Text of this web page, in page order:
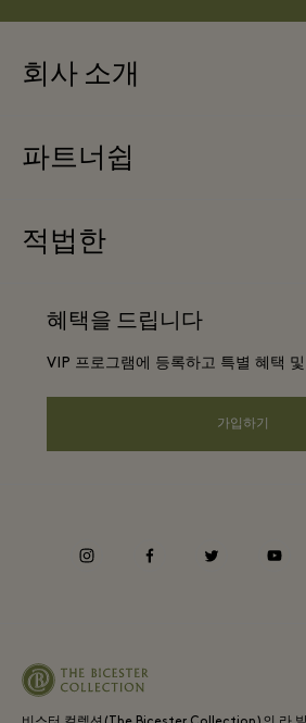
회사 소개
문의하기
기프트카드
빌리지 지도
파트너쉽
파트너가되다
호텔 및 지역 명소
적법한
프리빌리지 약관
혜택을 드립니다
VIP 프로그램에 등록하고 특별 혜택
가입하기
instagramfacebooktwitter